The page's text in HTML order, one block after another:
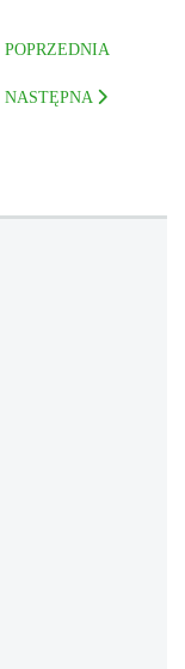
POPRZEDNIA
NASTĘPNA